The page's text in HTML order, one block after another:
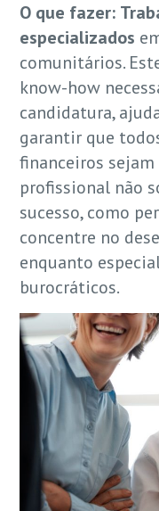
O que fazer:
especializados
comunitários.
know-how
candidatura,
garantir que
financeiros
profissional não
sucesso, como
concentre no
enquanto
burocráticos.